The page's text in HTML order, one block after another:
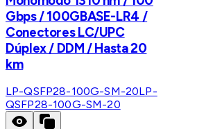
Gbps / 100GBASE-LR4 /
Conectores LC/UPC
Dúplex / DDM / Hasta 20
km
LP-QSFP28-100G-SM-20LP-
QSFP28-100G-SM-20